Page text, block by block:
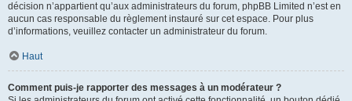
décision n’appartient qu’aux administrateurs du forum, phpBB Limited n’est en
aucun cas responsable du règlement instauré sur cet espace. Pour plus
d’informations, veuillez contacter un administrateur du forum.
Haut
Comment puis-je rapporter des messages à un modérateur ?